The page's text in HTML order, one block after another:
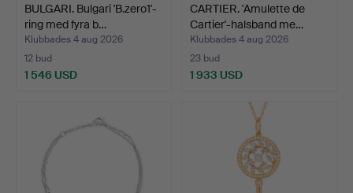
BULGARI. Bulgari 'B.zero1'-
ring med fyra b…
Klubbades 4 aug 2026
12 bud
1 546 USD
CARTIER. 'Amulette de
Cartier'-halsband me…
Klubbades 4 aug 2026
23 bud
1 933 USD